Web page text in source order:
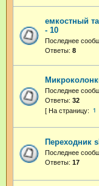
емкостный
- 10
Последнее
Ответы: 8
Последнее
Ответы: 32
1
Переходник
Последнее
Ответы: 17